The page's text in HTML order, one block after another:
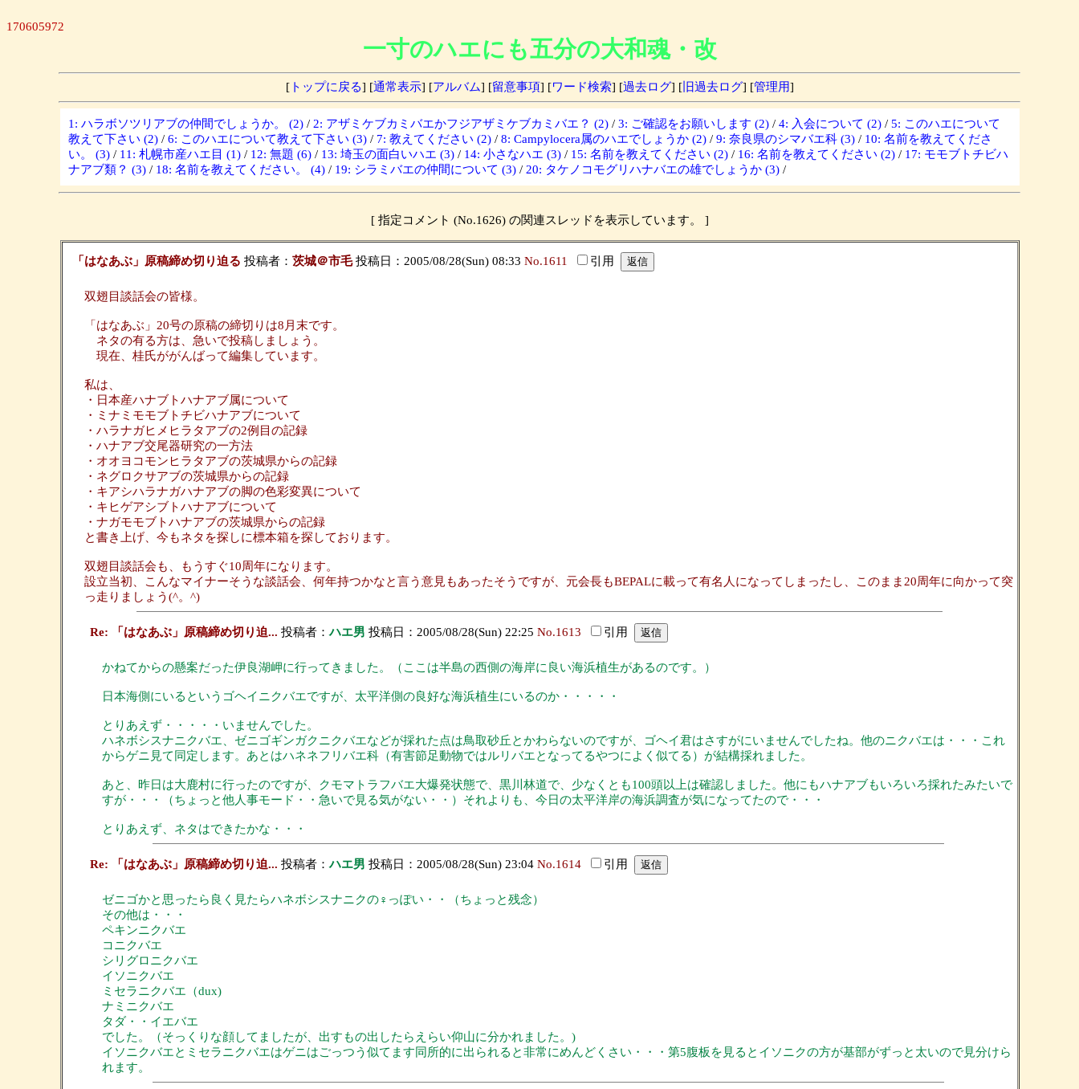
170605972
一寸のハエにも五分の大和魂・改
[トップに戻る] [通常表示] [アルバム] [留意事項] [ワード検索] [過去ログ] [旧過去ログ] [管理用]
1: ハラボソツリアブの仲間でしょうか。 (2) / 2: アザミケブカミバエかフジアザミケブカミバエ？ (2) / 3: ご確認をお願いします (2) / 4: 入会について (2) / 5: このハエについて
教えて下さい (2) / 6: このハエについて教えて下さい (3) / 7: 教えてください (2) / 8: Campylocera属のハエでしょうか (2) / 9: 奈良県のシマバエ科 (3) / 10: 名前を教えてくださ
い。 (3) / 11: 札幌市産ハエ目 (1) / 12: 無題 (6) / 13: 埼玉の面白いハエ (3) / 14: 小さなハエ (3) / 15: 名前を教えてください (2) / 16: 名前を教えてください (2) / 17: モモブトチビハ
ナアブ類？ (3) / 18: 名前を教えてください。 (4) / 19: シラミバエの仲間について (3) / 20: タケノコモグリハナバエの雄でしょうか (3) /
[ 指定コメント (No.1626) の関連スレッドを表示しています。 ]
「はなあぶ」原稿締め切り迫る 投稿者： 茨城＠市毛投稿日：2005/08/28(Sun) 08:33 No.1611 引用
双翅目談話会の皆様。
「はなあぶ」20号の原稿の締切りは8月末です。
ネタの有る方は、急いで投稿しましょう。
現在、桂氏ががんばって編集しています。
私は、
・日本産ハナブトハナアブ属について
・ミナミモモブトチビハナアブについて
・ハラナガヒメヒラタアブの2例目の記録
・ハナアブ交尾器研究の一方法
・オオヨコモンヒラタアブの茨城県からの記録
・ネグロクサアブの茨城県からの記録
・キアシハラナガハナアブの脚の色彩変異について
・キヒゲアシブトハナアブについて
・ナガモモブトハナアブの茨城県からの記録
と書き上げ、今もネタを探しに標本箱を探しております。
双翅目談話会も、もうすぐ10周年になります。
設立当初、こんなマイナーそうな談話会、何年持つかなと言う意見もあったそうですが、元会長もBEPALに載って有名人になってしまったし、このまま20周年に向かって突
っ走りましょう(^。^)
Re: 「はなあぶ」原稿締め切り迫... 投稿者：ハエ男 投稿日：2005/08/28(Sun) 22:25 No.1613 引用
かねてからの懸案だった伊良湖岬に行ってきました。（ここは半島の西側の海岸に良い海浜植生があるのです。）
日本海側にいるというゴヘイニクバエですが、太平洋側の良好な海浜植生にいるのか・・・・・
とりあえず・・・・・いませんでした。
ハネボシスナニクバエ、ゼニゴギンガクニクバエなどが採れた点は鳥取砂丘とかわらないのですが、ゴヘイ君はさすがにいませんでしたね。他のニクバエは・・・これ
からゲニ見て同定します。あとはハネネフリバエ科（有害節足動物ではルリバエとなってるやつによく似てる）が結構採れました。
あと、昨日は大鹿村に行ったのですが、クモマトラフバエ大爆発状態で、黒川林道で、少なくとも100頭以上は確認しました。他にもハナアブもいろいろ採れたみたいで
すが・・・（ちょっと他人事モード・・急いで見る気がない・・）それよりも、今日の太平洋岸の海浜調査が気になってたので・・・
とりあえず、ネタはできたかな・・・
Re: 「はなあぶ」原稿締め切り迫... 投稿者：ハエ男 投稿日：2005/08/28(Sun) 23:04 No.1614 引用
ゼニゴかと思ったら良く見たらハネボシスナニクの♀っぽい・・（ちょっと残念）
その他は・・・
ペキンニクバエ
コニクバエ
シリグロニクバエ
イソニクバエ
ミセラニクバエ（dux)
ナミニクバエ
タダ・・イエバエ
でした。（そっくりな顔してましたが、出すもの出したらえらい仰山に分かれました。)
イソニクバエとミセラニクバエはゲニはごっつう似てます同所的に出られると非常にめんどくさい・・・第5腹板を見るとイソニクの方が基部がずっと太いので見分けら
れます。